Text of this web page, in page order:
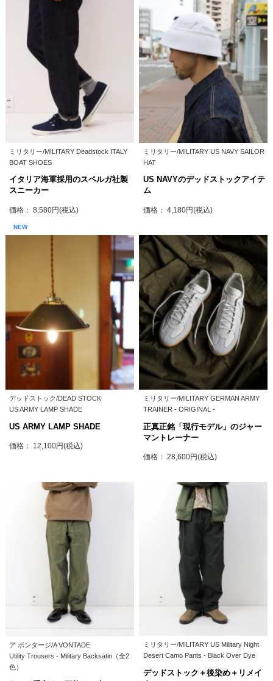
ミリタリー/MILITARY Deadstock ITALY
BOAT SHOES
イタリア海軍採用のスペルガ社製
スニーカー
価格： 8,580円(税込)
ミリタリー/MILITARY US NAVY SAILOR
HAT
US NAVYのデッドストックアイテ
ム
価格： 4,180円(税込)
NEW
デッドストック/DEAD STOCK
US ARMY LAMP SHADE
US ARMY LAMP SHADE
価格： 12,100円(税込)
ミリタリー/MILITARY GERMAN ARMY
TRAINER - ORIGINAL -
正真正銘「現行モデル」のジャー
マントレーナー
価格： 28,600円(税込)
ア ボンタージ/A VONTADE
Utility Trousers - Military Backsatin（全2
色）
ミリタリー/MILITARY US Military Night
Desert Camo Pants - Black Over Dye
デッドストック＋後染め＋リメイ